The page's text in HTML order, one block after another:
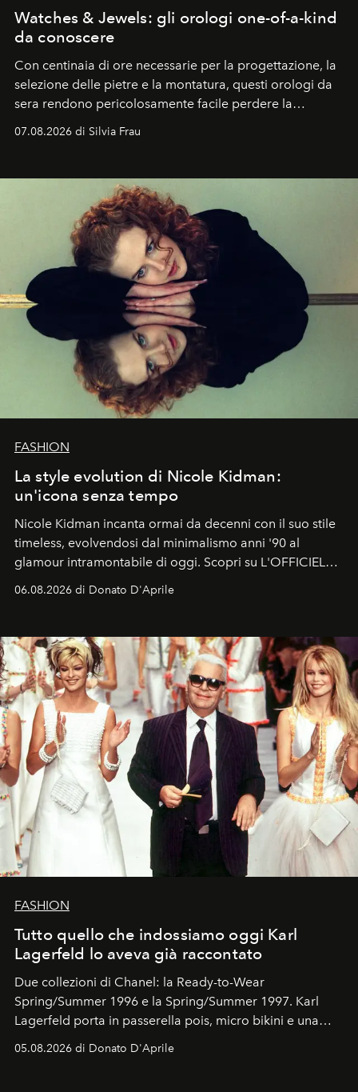
Watches & Jewels: gli orologi one-of-a-kind
da conoscere
Con centinaia di ore necessarie per la progettazione, la
selezione delle pietre e la montatura, questi orologi da
sera rendono pericolosamente facile perdere la
cognizione del tempo. Ma con quadranti così
07.08.2026 di Silvia Frau
FASHION
La style evolution di Nicole Kidman:
un'icona senza tempo
Nicole Kidman incanta ormai da decenni con il suo stile
timeless, evolvendosi dal minimalismo anni '90 al
glamour intramontabile di oggi. Scopri su L'OFFICIEL
Italia la sua style evolution.
06.08.2026 di Donato D'Aprile
FASHION
Tutto quello che indossiamo oggi Karl
Lagerfeld lo aveva già raccontato
Due collezioni di Chanel: la Ready-to-Wear
Spring/Summer 1996 e la Spring/Summer 1997. Karl
Lagerfeld porta in passerella pois, micro bikini e una
logomania pensata per la spiaggia
Kate, Claudia e Carla una dietro l'altra. Trent'anni dopo,
05.08.2026 di Donato D'Aprile